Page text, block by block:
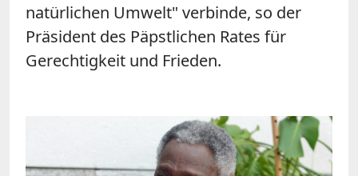
natürlichen Umwelt" verbinde, so der
Präsident des Päpstlichen Rates für
Gerechtigkeit und Frieden.